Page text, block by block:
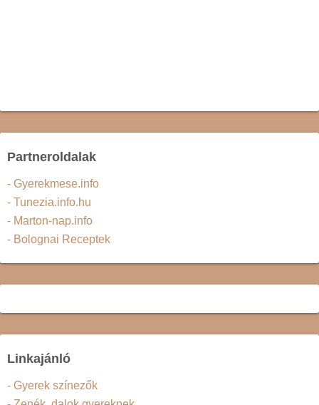
Partneroldalak
- Gyerekmese.info
- Tunezia.info.hu
- Marton-nap.info
- Bolognai Receptek
Linkajánló
- Gyerek színezők